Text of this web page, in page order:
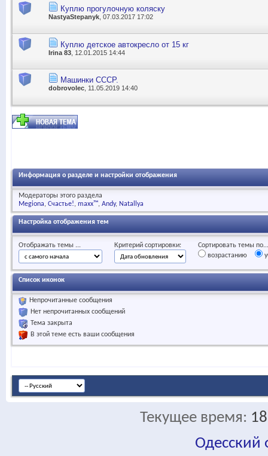
Куплю прогулочную коляску
NastyaStepanyk , 07.03.2017 17:02
Куплю детское автокресло от 15 кг
Irina 83 , 12.01.2015 14:44
Машинки СССР.
dobrovolec , 11.05.2019 14:40
Информация о разделе и настройки отображения
Модераторы этого раздела
Megiona Счастье! maxx™ Andy Natallya
Настройка отображения тем
Отображать темы ... Критерий сортировки:
Сортировать темы по...
возрастанию
Список иконок
Непрочитанные сообщения
Нет непрочитанных сообщений
Тема закрыта
В этой теме есть ваши сообщения
Текущее время:
Одесский